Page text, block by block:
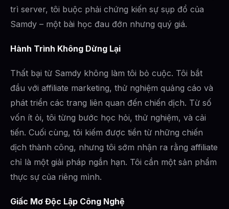
trì server, tôi buộc phải chứng kiến sự sụp đổ của
Samdy – một bài học đau đớn nhưng quý giá.
Hành Trình Không Dừng Lại
Thất bại từ Samdy không làm tôi bỏ cuộc. Tôi bắt
đầu với affiliate marketing, thử nghiệm quảng cáo và
phát triển các trang liên quan đến chiến dịch. Từ số
vốn ít ỏi, tôi từng bước học hỏi, thử nghiệm, và cải
tiến. Cuối cùng, tôi kiếm được tiền từ những chiến
dịch thành công, nhưng tôi sớm nhận ra rằng affiliate
chỉ là một giải pháp ngắn hạn. Tôi cần một sản phẩm
thực sự của riêng mình.
Giấc Mơ Độc Lập Công Nghệ